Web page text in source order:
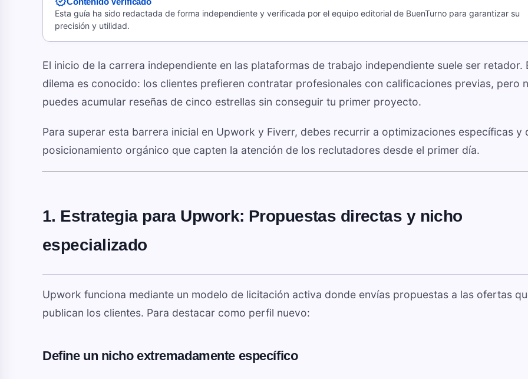
Esta guía ha sido redactada de forma independiente y verificada por el equipo editorial de BuenTurno para garantizar su
precisión y utilidad.
El inicio de la carrera independiente en las plataformas de trabajo independiente suele ser retador.
dilema es conocido: los clientes prefieren contratar profesionales con calificaciones previas, pero
puedes acumular reseñas de cinco estrellas sin conseguir tu primer proyecto.
Para superar esta barrera inicial en Upwork y Fiverr, debes recurrir a optimizaciones específicas y
posicionamiento orgánico que capten la atención de los reclutadores desde el primer día.
1. Estrategia para Upwork: Propuestas directas y nicho
especializado
Upwork funciona mediante un modelo de licitación activa donde envías propuestas a las ofertas
publican los clientes. Para destacar como perfil nuevo:
Define un nicho extremadamente específico